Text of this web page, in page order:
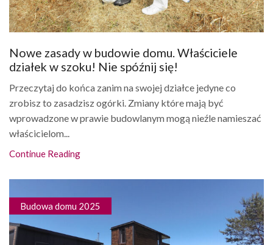
Nowe zasady w budowie domu. Właściciele
działek w szoku! Nie spóźnij się!
Przeczytaj do końca zanim na swojej działce jedyne co
zrobisz to zasadzisz ogórki. Zmiany które mają być
wprowadzone w prawie budowlanym mogą nieźle namieszać
właścicielom...
Continue Reading
Budowa domu 2025